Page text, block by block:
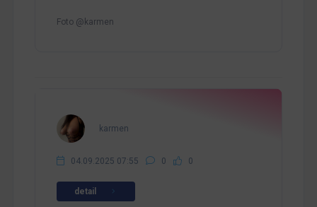
Foto @karmen
karmen
04.09.2025 07:55 0 0
detail